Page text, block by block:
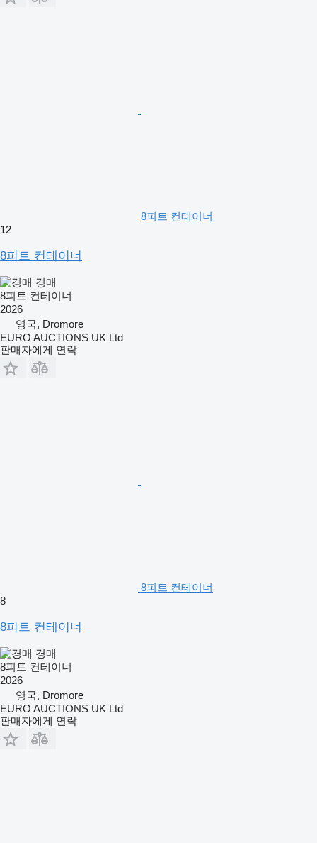
8피트 컨테이너
12
8피트 컨테이너
경매
8피트 컨테이너
2026
영국, Dromore
EURO AUCTIONS UK Ltd
판매자에게 연락
8피트 컨테이너
8
8피트 컨테이너
경매
8피트 컨테이너
2026
영국, Dromore
EURO AUCTIONS UK Ltd
판매자에게 연락